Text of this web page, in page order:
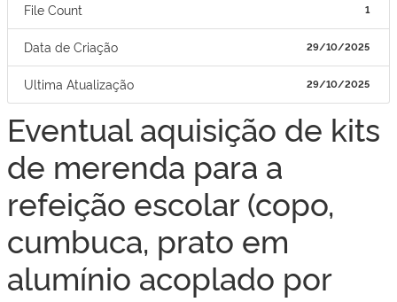
File Count 1
Data de Criação 29/10/2025
Ultima Atualização 29/10/2025
Eventual aquisição de kits
de merenda para a
refeição escolar (copo,
cumbuca, prato em
alumínio acoplado por